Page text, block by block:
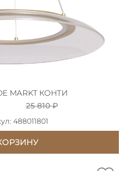
MARKT КОНТИ
25 810 ₽
488011801